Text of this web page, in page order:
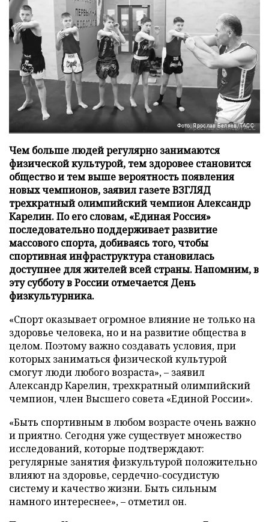
Фото: Ярослав Беляев/ТАСС
Чем больше людей регулярно занимаются
физической культурой, тем здоровее становится
общество и тем выше вероятность появления
новых чемпионов, заявил газете ВЗГЛЯД
трехкратный олимпийский чемпион Александр
Карелин. По его словам, «Единая Россия»
последовательно поддерживает развитие
массового спорта, добиваясь того, чтобы
спортивная инфраструктура становилась
доступнее для жителей всей страны. Напомним, в
эту субботу в России отмечается День
физкультурника.
«Спорт оказывает огромное влияние не только на
здоровье человека, но и на развитие общества в
целом. Поэтому важно создавать условия, при
которых заниматься физической культурой
смогут люди любого возраста», – заявил
Александр Карелин, трехкратный олимпийский
чемпион, член Высшего совета «Единой России».
«Быть спортивным в любом возрасте очень важно
и приятно. Сегодня уже существует множество
исследований, которые подтверждают:
регулярные занятия физкультурой положительно
влияют на здоровье, сердечно-сосудистую
систему и качество жизни. Быть сильным
намного интереснее», – отметил он.